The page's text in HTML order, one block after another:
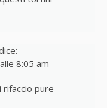
8:05 am
rifaccio pure